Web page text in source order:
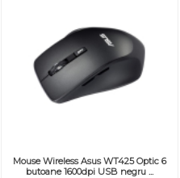
Mouse Wireless Asus WT425 Optic 6
butoane 1600dpi USB negru ...